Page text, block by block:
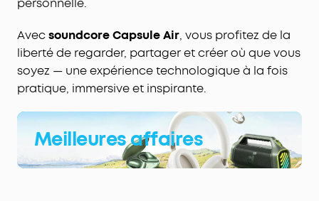
personnelle.
Avecsoundcore Capsule Air, vous profitez de la
liberté de regarder, partager et créer où que vous
soyez — une expérience technologique à la fois
pratique, immersive et inspirante.
Meilleures affaires